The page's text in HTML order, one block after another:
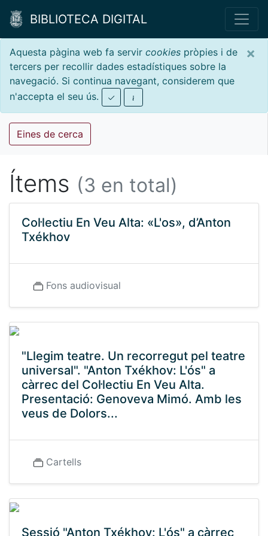
BIBLIOTECA DIGITAL
×
Aquesta pàgina web fa servir cookies pròpies i de
tercers per recollir dades estadístiques sobre la
navegació. Si continua navegant, considerem que
n'accepta el seu ús.
Eines de cerca
Ítems (3 en total)
Col·lectiu En Veu Alta: «L'os», d’Anton
Txékhov
Fons audiovisual
"Llegim teatre. Un recorregut pel teatre
universal". "Anton Txékhov: L'ós" a
càrrec del Col·lectiu En Veu Alta.
Presentació: Genoveva Mimó. Amb les
veus de Dolors...
Cartells
Sessió "Anton Txékhov: L'ós" a càrrec